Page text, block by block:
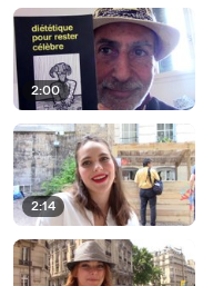
2:00
2:14